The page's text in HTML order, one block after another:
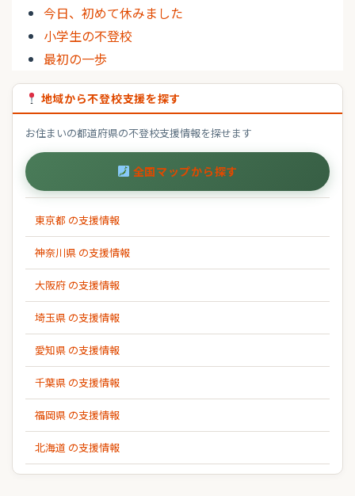
今日、初めて休みました
小学生の不登校
最初の一歩
地域から不登校支援を探す
お住まいの都道府県の不登校支援情報を探せます
全国マップから探す
東京都 の支援情報
神奈川県 の支援情報
大阪府 の支援情報
埼玉県 の支援情報
愛知県 の支援情報
千葉県 の支援情報
福岡県 の支援情報
北海道 の支援情報